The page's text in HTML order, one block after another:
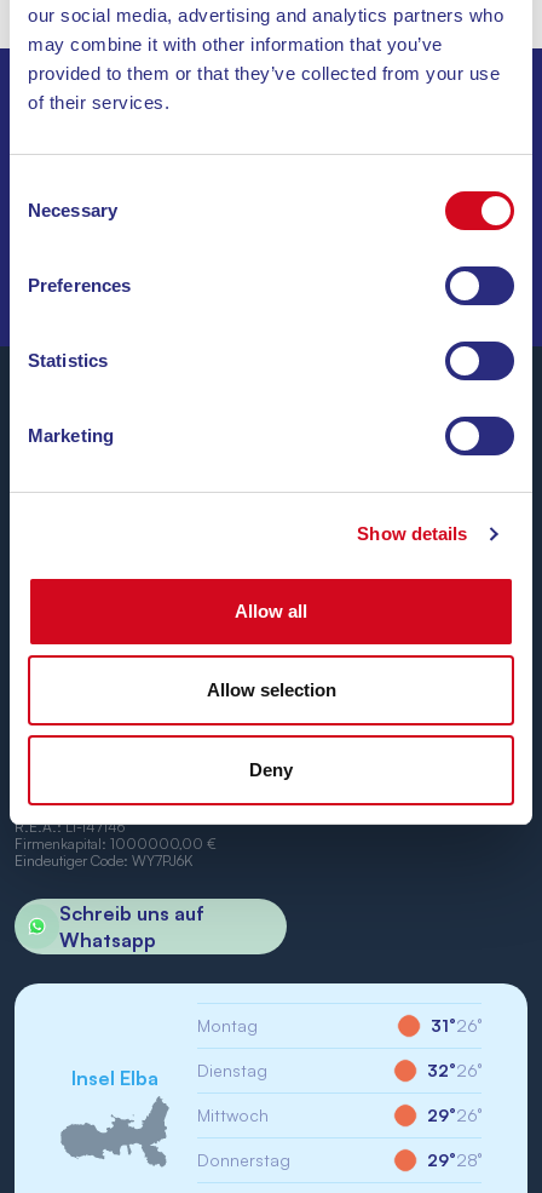
our social media, advertising and analytics partners who
may combine it with other information that you’ve
provided to them or that they’ve collected from your use
of their services.
Selection
Necessary
Preferences
Statistics
Marketing
Show details
Allow all
Allow selection
Deny
INVIA
UND REISETIPPS!
günstigen Tarifen, bequemen Uhrzeiten und mit
und Portoferraio.
Wir freuen uns, Sie an Bord begrüßen zu dürfen.
USt.-IdNr./St-IdNr.: IT01968710994
R.E.A.: LI-147146
Firmenkapital: 1000000,00 €
Eindeutiger Code: WY7PJ6K
Schreib uns auf
Whatsapp
Insel Elba
Montag 31°26°
Dienstag 32°26°
Mittwoch 29°26°
Donnerstag 29°28°